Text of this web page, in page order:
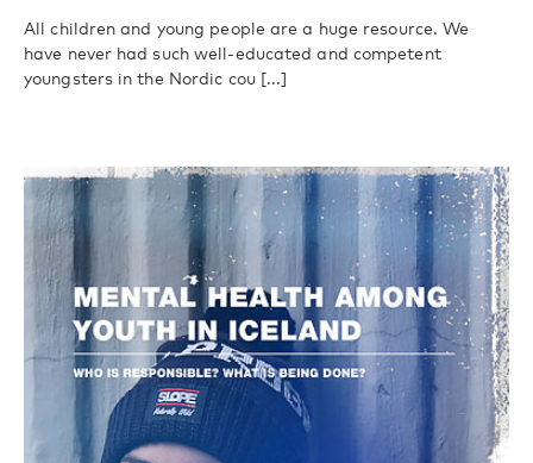
All children and young people are a huge resource. We
have never had such well-educated and competent
youngsters in the Nordic cou [...]